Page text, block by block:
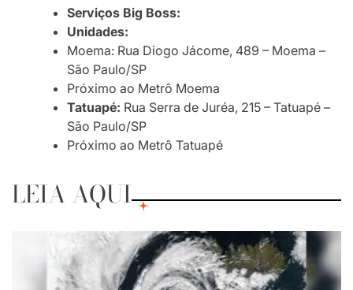
Serviços Big Boss:
Unidades:
Moema: Rua Diogo Jácome, 489 – Moema –
São Paulo/SP
Próximo ao Metrô Moema
Tatuapé: Rua Serra de Juréa, 215 – Tatuapé –
São Paulo/SP
Próximo ao Metrô Tatuapé
LEIA AQUI